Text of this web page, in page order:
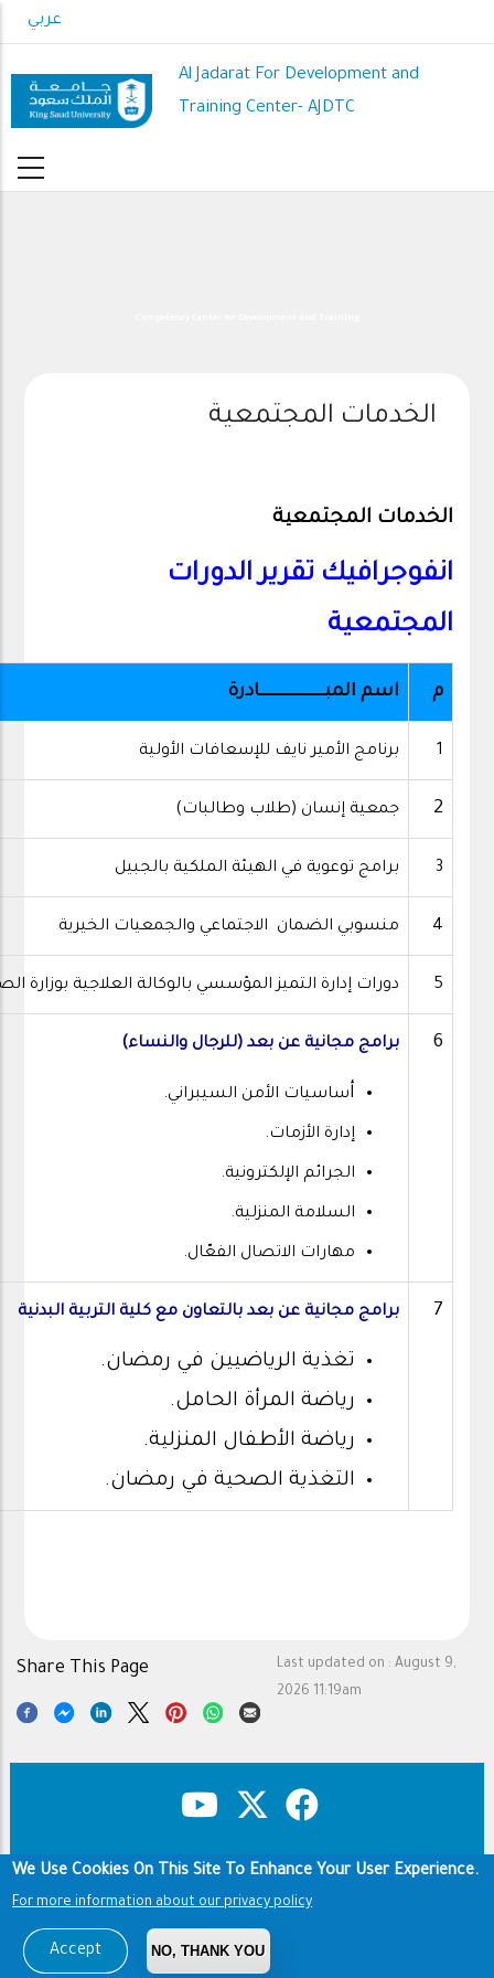
to
content
عربي
Al Jadarat For Development and
Training Center- AJDTC
الخدمات المجتمعية
الخدمات المجتمعية
انفوجرافيك تقرير الدورات
المجتمعية
م اسم المبـــــــــــــــــــــــــــــادرة
1 برنامج الأمير نايف للإسعافات الأولية
2 جمعية إنسان (طلاب وطالبات)
3 برامج توعوية في الهيئة الملكية بالجبيل
4 منسوبي الضمان الاجتماعي والجمعيات الخيرية
5 دورات إدارة التميز المؤسسي بالوكالة العلاجية بوزارة
6 برامج مجانية عن بعد (للرجال والنساء)
أساسيات الأمن السيبراني.
إدارة الأزمات.
الجرائم الإلكترونية.
السلامة المنزلية.
مهارات الاتصال الفعّال.
7 برامج مجانية عن بعد بالتعاون مع كلية التربية البدنية
تغذية الرياضيين في رمضان.
رياضة المرأة الحامل.
رياضة الأطفال المنزلية.
التغذية الصحية في رمضان.
Last updated on : August 9,
2026 11:19am
Share This Page
Footer Copyright & Disclaimer
Privacy Policy
Terms of use
Copyright © 1960-2026 King Saud University
We Use Cookies On This Site To Enhance Your User Experience.
For more information about our privacy policy
Accept NO, THANK YOU